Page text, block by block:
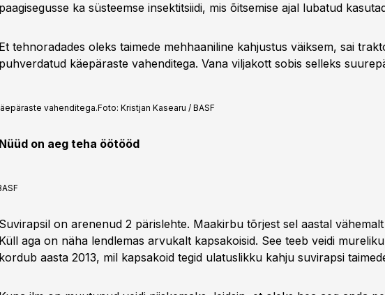
paagisegusse ka süsteemse insektitsiidi, mis õitsemise ajal lubatud
Et tehnoradades oleks taimede mehhaaniline kahjustus väiksem, sai
puhverdatud käepäraste vahenditega. Vana viljakott sobis selleks
vahenditega.Foto: Kristjan Kasearu / BASF
Nüüd on aeg teha öötööd
Suvirapsil on arenenud 2 pärislehte. Maakirbu tõrjest sel aastal vähemalt
Küll aga on näha lendlemas arvukalt kapsakoisid. See teeb veidi
kordub aasta 2013, mil kapsakoid tegid ulatuslikku kahju suvirapsi